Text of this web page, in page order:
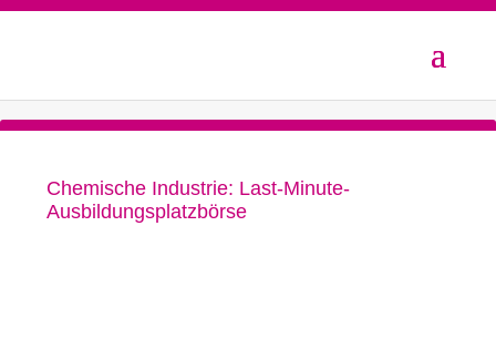
Chemische Industrie: Last-Minute-
Ausbildungsplatzbörse